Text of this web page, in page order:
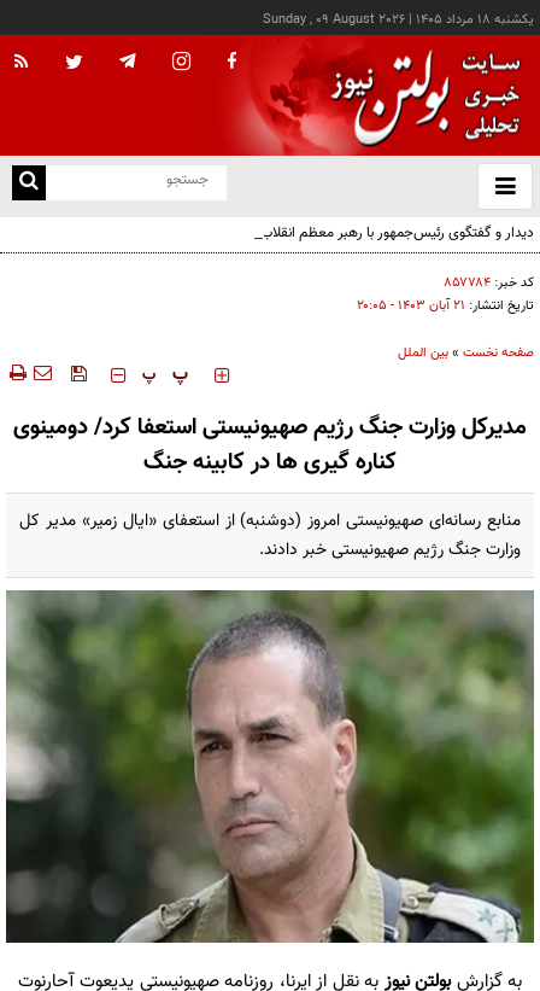
يکشنبه ۱۸ مرداد ۱۴۰۵ |
Sunday , 09 August 2026
باز
و
دیدار و گفتگوی رئیس‌جمهور با رهبر معظم انقلاب درباره مسائل اقتصادی و نظامی کشور
کد خبر: ۸۵۷۷۸۴
تاریخ انتشار: ۲۱ آبان ۱۴۰۳ - ۲۰:۰۵
صفحه نخست »بین الملل
‍‍‍ پ پ
مدیرکل وزارت جنگ رژیم صهیونیستی استعفا کرد/ دومینوی
کناره گیری ها در کابینه جنگ
منابع رسانه‌ای صهیونیستی امروز (دوشنبه) از استعفای «ایال زمیر» مدیر کل
وزارت جنگ رژیم صهیونیستی خبر دادند.
به گزارشبولتن نیوز به نقل از ایرنا، روزنامه صهیونیستی یدیعوت آحارنوت